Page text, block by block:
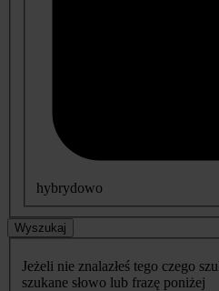
hybrydowo
Wyszukaj
Jeżeli nie znalazłeś tego czego
szukane słowo lub frazę poniżej